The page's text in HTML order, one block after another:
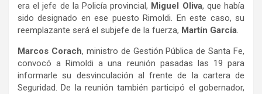
era el jefe de la Policía provincial, Miguel Oliva, que había
sido designado en ese puesto Rimoldi. En este caso, su
reemplazante será el subjefe de la fuerza, Martín García.
Marcos Corach, ministro de Gestión Pública de Santa Fe,
convocó a Rimoldi a una reunión pasadas las 19 para
informarle su desvinculación al frente de la cartera de
Seguridad. De la reunión también participó el gobernador,